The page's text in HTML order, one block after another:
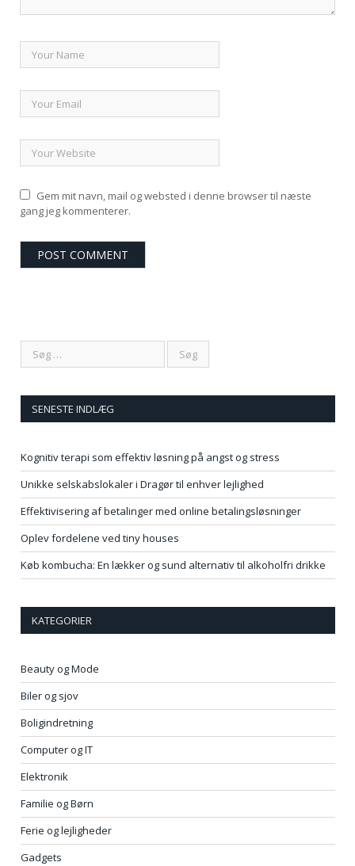
Gem mit navn, mail og websted i denne browser til næste
gang jeg kommenterer.
SENESTE INDLÆG
Kognitiv terapi som effektiv løsning på angst og stress
Unikke selskabslokaler i Dragør til enhver lejlighed
Effektivisering af betalinger med online betalingsløsninger
Oplev fordelene ved tiny houses
Køb kombucha: En lækker og sund alternativ til alkoholfri drikke
KATEGORIER
Beauty og Mode
Biler og sjov
Boligindretning
Computer og IT
Elektronik
Familie og Børn
Ferie og lejligheder
Gadgets